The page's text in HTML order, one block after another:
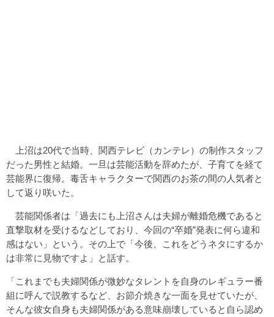
上沼は20代で当時、関西テレビ（カンテレ）の制作スタッフ
だった男性と結婚。一旦は芸能活動を辞めたが、子育てを経て
芸能界に復帰。毒舌キャラクターで関西のお茶の間の人気者と
して返り咲いた。
芸能関係者は「過去にも上沼さんは夫婦が離婚危機であると
直撃取材を受けるなどしており、今回の“卒婚”発表に何ら違和
感はない」という。その上で「今後、これをどうネタにするか
は非常に見物ですよ」と話す。
「これまでも夫婦関係が微妙なタレントを自身のレギュラー番
組に呼んで説教するなど、お節介焼きな一面を見せていたが、
そんな彼女自身も夫婦関係がある意味崩壊していると自ら認め